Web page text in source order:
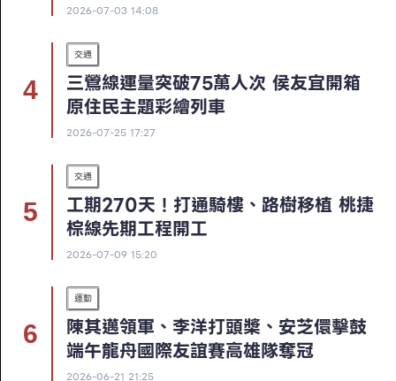
2026-07-03 14:08
交通
三鶯線運量突破75萬人次 侯友宜開箱
原住民主題彩繪列車
2026-07-25 17:27
交通
工期270天！打通騎樓、路樹移植 桃捷
棕線先期工程開工
2026-07-09 15:20
運動
陳其邁領軍、李洋打頭槳、安芝儇擊鼓
端午龍舟國際友誼賽高雄隊奪冠
2026-06-21 21:25